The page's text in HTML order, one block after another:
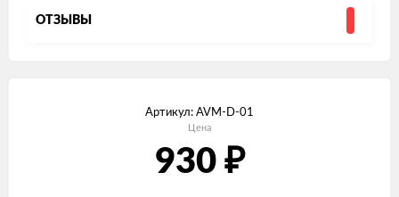
ОТЗЫВЫ
Артикул: AVM-D-01
Цена
930 ₽